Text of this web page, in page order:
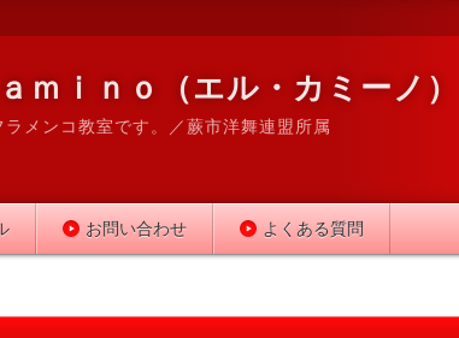
ｍｉｎｏ（エル・カミーノ）
メンコ教室です。／蕨市洋舞連盟所属
お問い合わせ よくある質問